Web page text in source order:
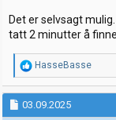
Det er selvsagt
tatt 2 minutter å
R
e
a
k
HasseBasse
03.09.2025